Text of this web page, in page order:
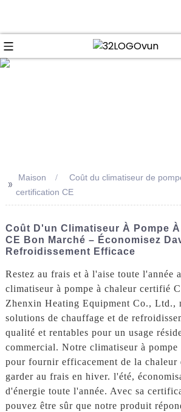
>> Maison
Coût du climatiseur de
certification CE
Coût D'un Climatiseur À Pompe
CE Bon Marché – Économisez
Refroidissement Efficace
Restez au frais et à l'aise toute l'année
climatiseur à pompe à chaleur certifié
Zhenxin Heating Equipment Co., Ltd.,
solutions de chauffage et de
qualité et rentables pour un usage
commercial. Notre climatiseur à pompe
pour fournir efficacement de la chaleur
garder au frais en hiver. l'été,
d'énergie toute l'année. Avec sa
pouvez être sûr que notre produit